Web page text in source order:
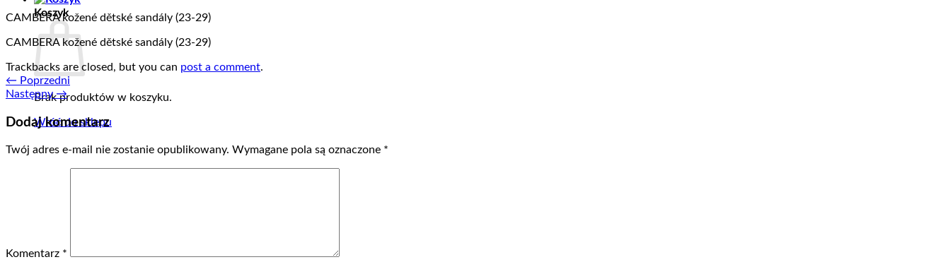
Koszyk
Brak produktów w koszyku.
Wróć do sklepu
CAMBERA kožené dětské sandály (23-29)
CAMBERA kožené dětské sandály (23-29)
Trackbacks are closed, but you can post a comment.
← Poprzedni
Następny→
Dodaj komentarz
Twój adres e-mail nie zostanie opublikowany. Wymagane pola są oznaczone *
Komentarz *